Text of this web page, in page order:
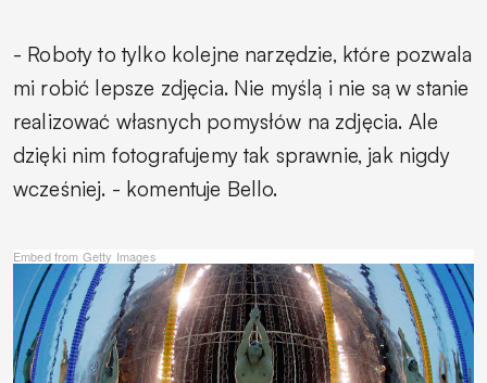
- Roboty to tylko kolejne narzędzie, które pozwala
mi robić lepsze zdjęcia. Nie myślą i nie są w stanie
realizować własnych pomysłów na zdjęcia. Ale
dzięki nim fotografujemy tak sprawnie, jak nigdy
wcześniej. - komentuje Bello.
Embed from Getty Images